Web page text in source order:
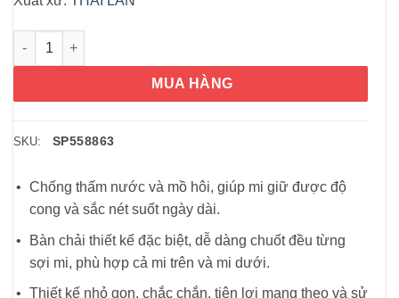
Mascara chống thấm nước Browit By NongChat My Everyday
MUA HÀNG
SKU: SP558863
Chống thấm nước và mồ hôi, giúp mi giữ được độ
cong và sắc nét suốt ngày dài.
Bàn chải thiết kế đặc biệt, dễ dàng chuốt đều từng
sợi mi, phù hợp cả mi trên và mi dưới.
Thiết kế nhỏ gọn, chắc chắn, tiện lợi mang theo và sử